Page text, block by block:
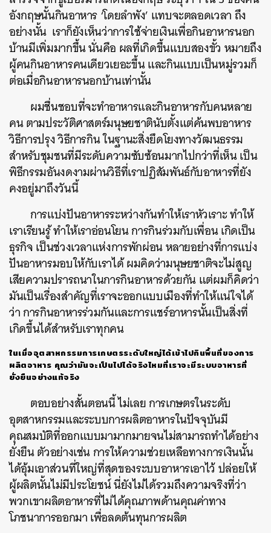
อังกฤษนั้นกินอาหาร ‘โดยลำพัง’ แทบจะตลอดเวลา ถึง
อย่างนั้น เราก็ยังเห็นว่าการใช้จ่ายเงินเพื่อกินอาหารนอก
บ้านมีเพิ่มมากขึ้น นั่นคือ ผลที่เกิดขึ้นแบบสองขั้ว หมายถึง
ผู้คนกินอาหารคนเดียวเยอะขึ้น และกินแบบเป็นหมู่รวมก็
ต่อเมื่อกินอาหารนอกบ้านเท่านั้น
ผมชื่นชอบที่จะทำอาหารและกินอาหารกับคนหลาย
คน ตามประวัติศาสตร์มนุษยชาตินับตั้งแต่ค้นพบอาหาร
วิธีการปรุง วิธีการกิน ในฐานะสิ่งยึดโยงทางวัฒนธรรม
สำหรับชุมชนที่มีระดับความซับซ้อนมากไปกว่าที่เห็น เป็น
พิธีกรรมอันงดงามผ่านวิธีที่เราปฏิสัมพันธ์กับอาหารที่ยัง
คงอยู่มาถึงวันนี้
การแบ่งปันอาหารระหว่างกันทำให้เราหัวเราะ ทำให้
เราเรียนรู้ ทำให้เราอ่อนโยน การกินร่วมกับเพื่อน เกิดเป็น
ธุรกิจ เป็นช่วงเวลาแห่งการพักผ่อน หลายอย่างที่การแบ่ง
ปันอาหารมอบให้กับเราได้ ผมคิดว่ามนุษยชาติจะไม่สูญ
เสียความปรารถนาในการกินอาหารด้วยกัน แต่ผมก็คิดว่า
มันเป็นเรื่องสำคัญที่เราจะออกแบบเมืองที่ทำให้แน่ใจได้
ว่า การกินอาหารร่วมกันและการแชร์อาหารนั้นเป็นสิ่งที่
เกิดขึ้นได้สำหรับเราทุกคน
ในเมื่ออุตสาหกรรมการเกษตรระดับใหญ่ได้เข้าไปกินพื้นที่ของการ
ผลิตอาหาร คุณว่ามันจะเป็นไปได้จริงไหมที่เราจะมีระบบอาหารที่
ยั่งยืนอย่างแท้จริง
ตอบอย่างสั้นตอนนี้ ไม่เลย การเกษตรในระดับ
อุตสาหกรรมและระบบการผลิตอาหารในปัจจุบันมี
คุณสมบัติที่ออกแบบมามากมายจนไม่สามารถทำได้อย่าง
ยั่งยืน ตัวอย่างเช่น การให้ความช่วยเหลือทางการเงินนั้น
ได้อุ้มเอาส่วนที่ใหญ่ที่สุดของระบบอาหารเอาไว้ ปล่อยให้
ผู้ผลิตนั้นไม่มีประโยชน์ นี่ยังไม่ได้รวมถึงความจริงที่ว่า
พวกเขาผลิตอาหารที่ไม่ได้คุณภาพด้านคุณค่าทาง
โภชนาการออกมา เพื่อลดต้นทุนการผลิต